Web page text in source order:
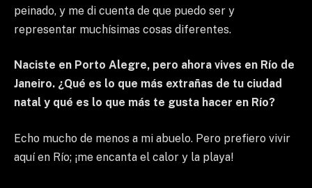
peinado, y me di cuenta de que puedo ser y
representar muchísimas cosas diferentes.
Naciste en Porto Alegre, pero ahora vives en Río de
Janeiro. ¿Qué es lo que más extrañas de tu ciudad
natal y qué es lo que más te gusta hacer en Río?
Echo mucho de menos a mi abuelo. Pero prefiero vivir
aquí en Río; ¡me encanta el calor y la playa!